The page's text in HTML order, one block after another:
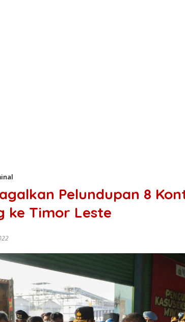
Pelundupan 8
ke Timor Leste